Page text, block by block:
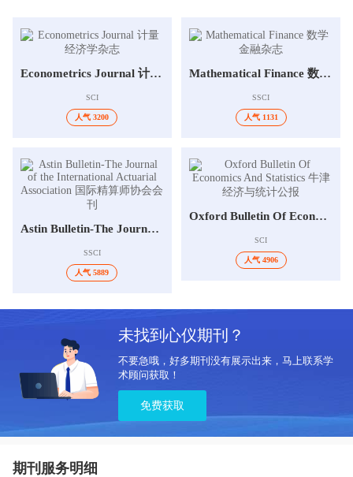
Econometrics Journal 计量经济学杂志
SCI
人气 3200
Mathematical Finance 数学金融杂志
SSCI
人气 1131
Astin Bulletin-The Journal of the International Actuarial Association 国际精算师协会会刊
SSCI
人气 5889
Oxford Bulletin Of Economics And Statistics 牛津经济与统计公报
SCI
人气 4906
未找到心仪期刊？
不要急哦，好多期刊没有展示出来，马上联系学
术顾问获取！
免费获取
期刊服务明细